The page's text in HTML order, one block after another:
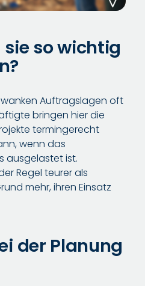
so wichtig
Auftragslagen oft
bringen hier die
termingerecht
wenn das
ausgelastet ist.
Regel teurer als
mehr, ihren Einsatz
der Planung